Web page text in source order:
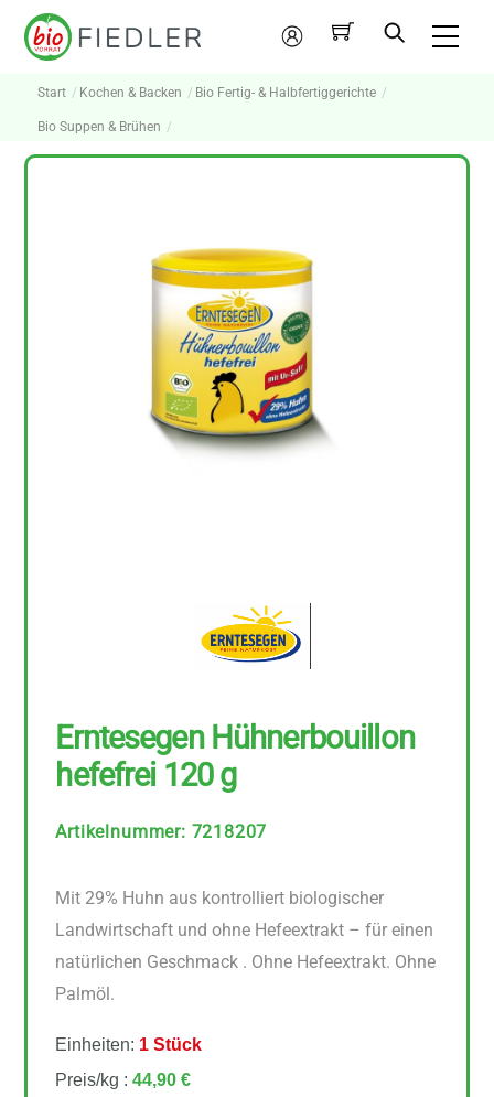
Skip
Mein
Konto
Start Kochen & Backen Bio Fertig- & Halbfertiggerichte
Bio Suppen & Brühen
Erntesegen Hühnerbouillon
hefefrei 120 g
Artikelnummer: 7218207
Mit 29% Huhn aus kontrolliert biologischer
Landwirtschaft und ohne Hefeextrakt – für einen
natürlichen Geschmack . Ohne Hefeextrakt. Ohne
Palmöl.
Einheiten: 1 Stück
Preis/kg :44,90 €